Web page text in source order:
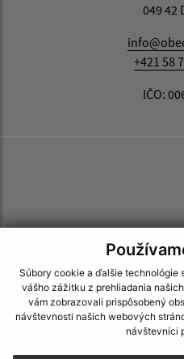
Súbory cookie a ďalšie technológie
vášho zážitku z prehliadania
vám zobrazovali prispôsobený
návštevnosti našich webových
návštevníci
049 42
+421 58
IČO: